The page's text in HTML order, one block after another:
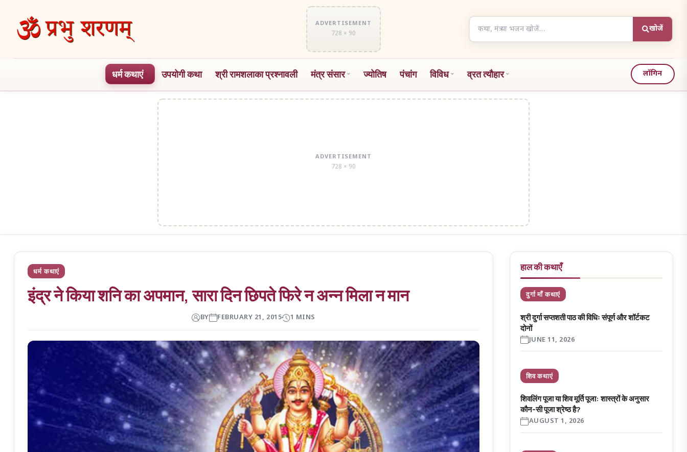
ADVERTISEMENT
728 × 90
articles
खोजें
धर्म कथाएं उपयोगी कथा श्री रामशलाका प्रश्नावली मंत्र संसार ज्योतिष पंचांग विविध व्रत त्यौहार लॉगिन
ADVERTISEMENT
728 × 90
धर्म कथाएं
इंद्र ने किया शनि का अपमान, सारा दिन छिपते फिरे न अन्न मिला न मान
BY FEBRUARY 21, 2015 1 MINS
हाल की कथाएँ
दुर्गा माँ कथाएं
श्री दुर्गा सप्तशती पाठ की विधिः संपूर्ण और शॉर्टकट
दोनों
JUNE 11, 2026
शिव कथाएं
शिवलिंग पूजा या शिव मूर्ति पूजा: शास्त्रों के अनुसार
कौन-सी पूजा श्रेष्ठ है?
AUGUST 1, 2026